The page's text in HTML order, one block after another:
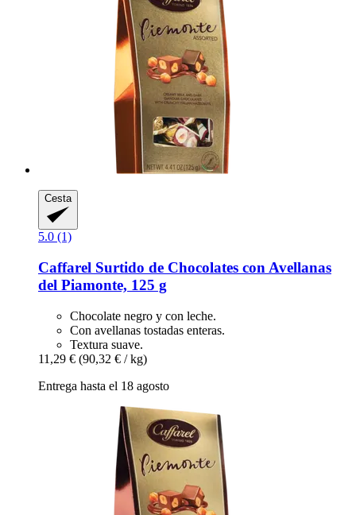
Cesta
5.0 (1)
Caffarel Surtido de Chocolates con Avellanas
del Piamonte, 125 g
Chocolate negro y con leche.
Con avellanas tostadas enteras.
Textura suave.
11,29 € (90,32 € / kg)
Entrega hasta el 18 agosto